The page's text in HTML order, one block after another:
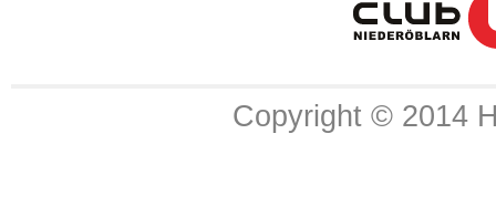
Copyright © 2014